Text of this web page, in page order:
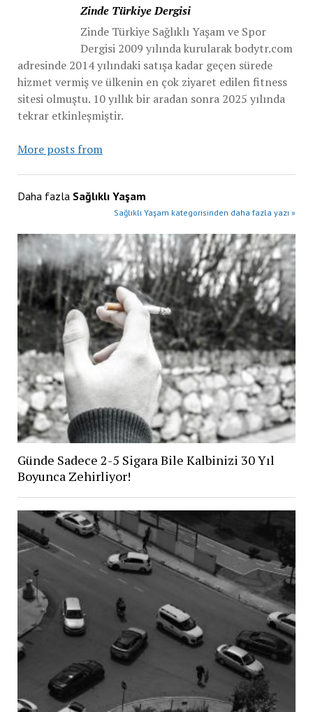
Zinde Türkiye Dergisi
Zinde Türkiye Sağlıklı Yaşam ve Spor
Dergisi 2009 yılında kurularak bodytr.com
adresinde 2014 yılındaki satışa kadar geçen sürede
hizmet vermiş ve ülkenin en çok ziyaret edilen fitness
sitesi olmuştu. 10 yıllık bir aradan sonra 2025 yılında
tekrar etkinleşmiştir.
More posts from
Daha fazla Sağlıklı Yaşam
Sağlıklı Yaşam kategorisinden daha fazla yazı »
Günde Sadece 2-5 Sigara Bile Kalbinizi 30 Yıl
Boyunca Zehirliyor!